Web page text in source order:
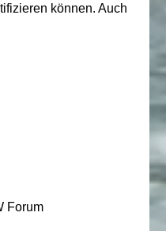
können. Auch
Forum